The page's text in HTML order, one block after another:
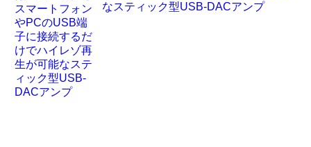
なスティック型USB-DACアンプ